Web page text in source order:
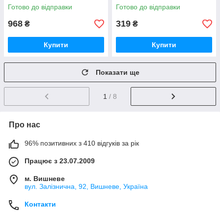
Готово до відправки
968 ₴
Купити
Готово до відправки
319 ₴
Купити
Показати ще
1 / 8
Про нас
96% позитивних з 410 відгуків за рік
Працює з 23.07.2009
м. Вишневе
вул. Залізнична, 92, Вишневе, Україна
Контакти